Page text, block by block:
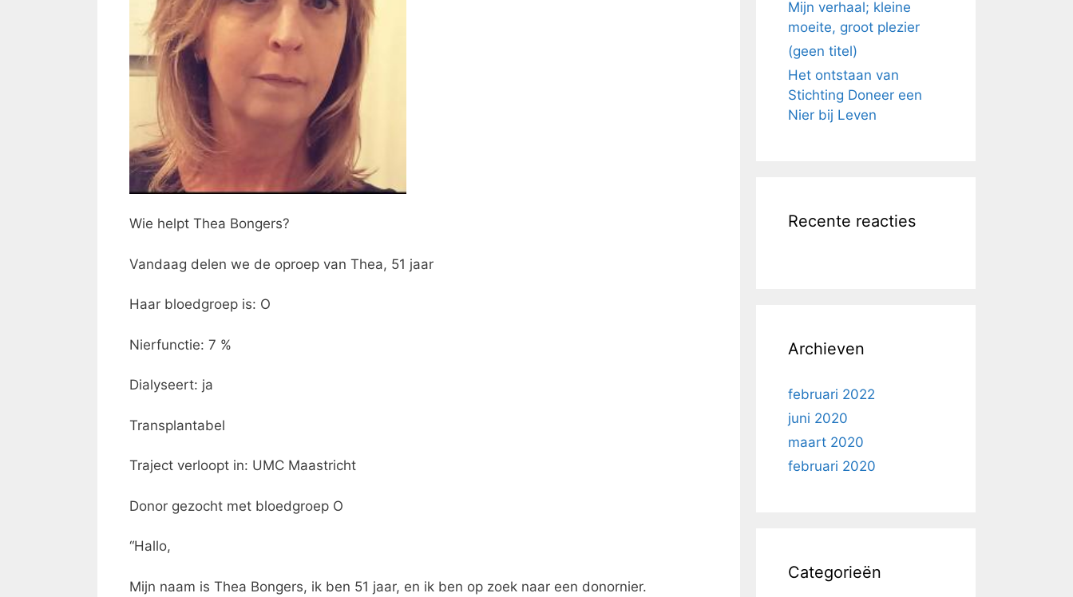
Wie helpt Thea Bongers?
Vandaag delen we de oproep van Thea, 51 jaar
Haar bloedgroep is: O
Nierfunctie: 7 %
Dialyseert: ja
Transplantabel
Traject verloopt in: UMC Maastricht
Donor gezocht met bloedgroep O
“Hallo,
Mijn naam is Thea Bongers, ik ben 51 jaar, en ik ben op zoek naar een donornier.
Mijn verhaal; kleine
moeite, groot plezier
(geen titel)
Het ontstaan van
Stichting Doneer een
Nier bij Leven
Recente reacties
Archieven
februari 2022
juni 2020
maart 2020
februari 2020
Categorieën